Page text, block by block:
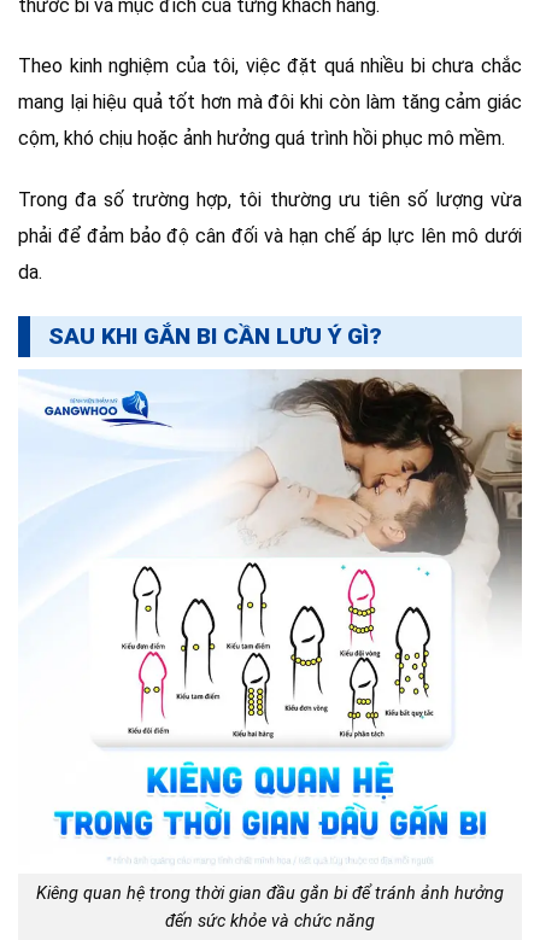
thước bi và mục đích của từng khách hàng.
Theo kinh nghiệm của tôi, việc đặt quá nhiều bi chưa chắc
mang lại hiệu quả tốt hơn mà đôi khi còn làm tăng cảm giác
cộm, khó chịu hoặc ảnh hưởng quá trình hồi phục mô mềm.
Trong đa số trường hợp, tôi thường ưu tiên số lượng vừa
phải để đảm bảo độ cân đối và hạn chế áp lực lên mô dưới
da.
SAU KHI GẮN BI CẦN LƯU Ý GÌ?
Kiêng quan hệ trong thời gian đầu gắn bi để tránh ảnh hưởng
đến sức khỏe và chức năng